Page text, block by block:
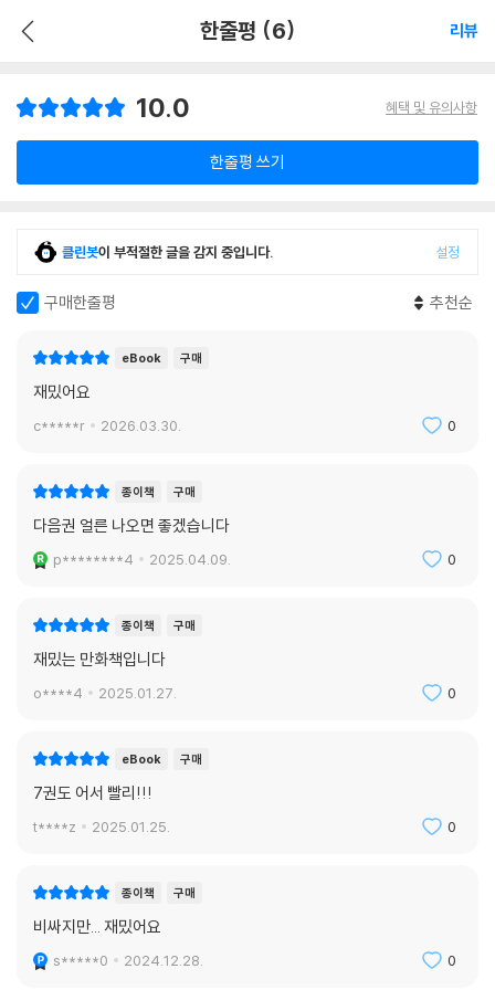
한줄평 (6) 리뷰
10.0 혜택 및 유의사항
한줄평 쓰기
클린봇이 부적절한 글을 감지 중입니다. 설정
구매한줄평 추천순
eBook 구매
재밌어요
c*****r 2026.03.30. 0
종이책 구매
다음권 얼른 나오면 좋겠습니다
p********4 2025.04.09. 0
종이책 구매
재밌는 만화책입니다
o****4 2025.01.27. 0
eBook 구매
7권도 어서 빨리!!!
t****z 2025.01.25. 0
종이책 구매
비싸지만... 재밌어요
s*****0 2024.12.28. 0